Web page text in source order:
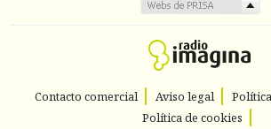
Contacto comercial Aviso legal
Política de cookies